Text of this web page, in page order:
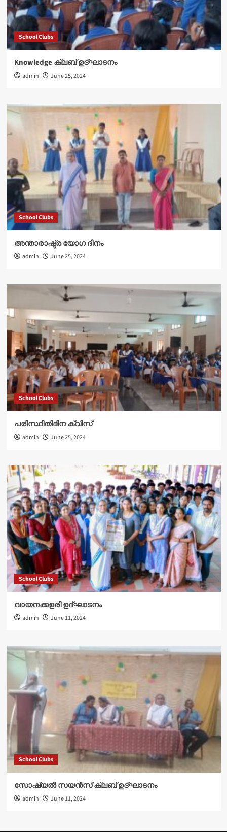
School Clubs
Knowledge ക്ലബ് ഉദ്‌ഘാടനം
admin June 25, 2024
School Clubs
അന്താരാഷ്ട്ര യോഗ ദിനം
admin June 25, 2024
School Clubs
പരിസ്ഥിതിദിന ക്വിസ്
admin June 25, 2024
School Clubs
വായനക്കളരി ഉദ്‌ഘാടനം
admin June 11, 2024
School Clubs
സോഷ്യൽ സയൻസ് ക്ലബ് ഉദ്‌ഘാടനം
admin June 11, 2024